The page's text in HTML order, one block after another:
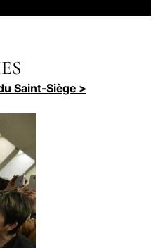
Saint-Siège >